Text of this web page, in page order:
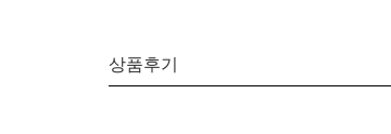
상품후기